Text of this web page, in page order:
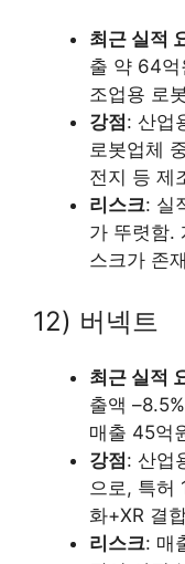
최근 실적
출 약 64억
조업용 로
강점: 산업
로봇업체
전지 등 제
리스크: 실
가 뚜렷함.
스크가 존
12) 버넥트
최근 실적
출액
매출 45억
강점 : 산업
으로, 특허
화+XR 결
리스크: 매